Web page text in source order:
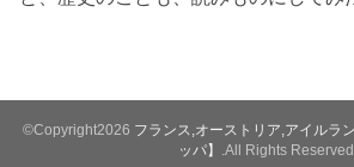
©Copyright2026 フランス,オーストリア,アイルラ
ッパ】
.All Rights Reserved.